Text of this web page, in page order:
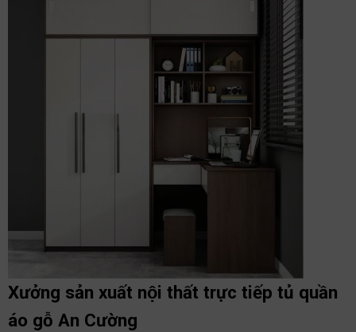
Xưởng sản xuất nội thất trực tiếp tủ quần
áo gỗ An Cường